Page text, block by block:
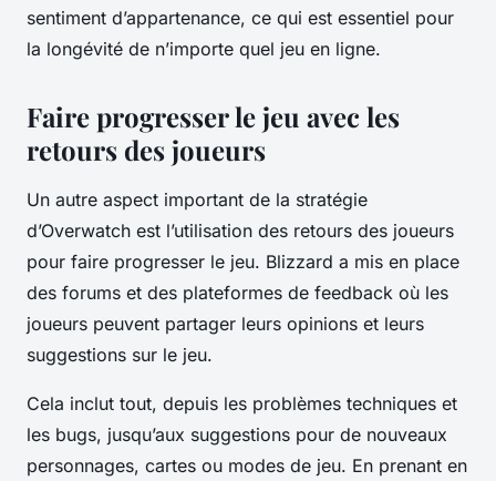
sentiment d’appartenance, ce qui est essentiel pour
la longévité de n’importe quel jeu en ligne.
Faire progresser le jeu avec les
retours des joueurs
Un autre aspect important de la stratégie
d’Overwatch est l’utilisation des retours des joueurs
pour faire progresser le jeu. Blizzard a mis en place
des forums et des plateformes de feedback où les
joueurs peuvent partager leurs opinions et leurs
suggestions sur le jeu.
Cela inclut tout, depuis les problèmes techniques et
les bugs, jusqu’aux suggestions pour de nouveaux
personnages, cartes ou modes de jeu. En prenant en